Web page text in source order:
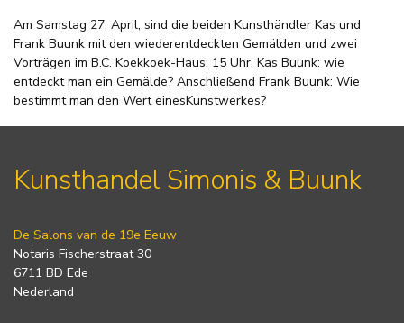
Am Samstag 27. April, sind die beiden Kunsthändler Kas und
Frank Buunk mit den wiederentdeckten Gemälden und zwei
Vorträgen im B.C. Koekkoek-Haus: 15 Uhr, Kas Buunk: wie
entdeckt man ein Gemälde? Anschließend Frank Buunk: Wie
bestimmt man den Wert einesKunstwerkes?
Kunsthandel Simonis & Buunk
De Salons van de 19e Eeuw
Notaris Fischerstraat 30
6711 BD Ede
Nederland